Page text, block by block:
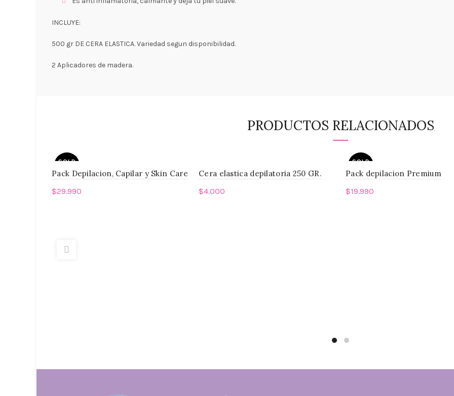
INCLUYE:
500 gr DE CERA ELASTICA. Variedad segun disponibilidad.
2 Aplicadores de madera.
PRODUCTOS RELACIONADOS
SOLD
OUT
Pack Depilacion, Capilar y Skin Care
$29.990
Cera elastica depilatoria 250 GR.
$4.000
SOLD
OUT
Pack depilacion Premium
$19.990